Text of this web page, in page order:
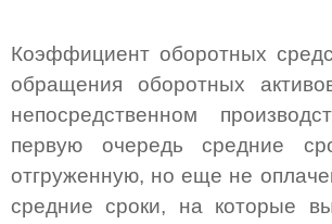
Коэффициент оборотных
обращения оборотных
непосредственном
первую очередь средние
отгруженную, но еще не
средние сроки, на которые